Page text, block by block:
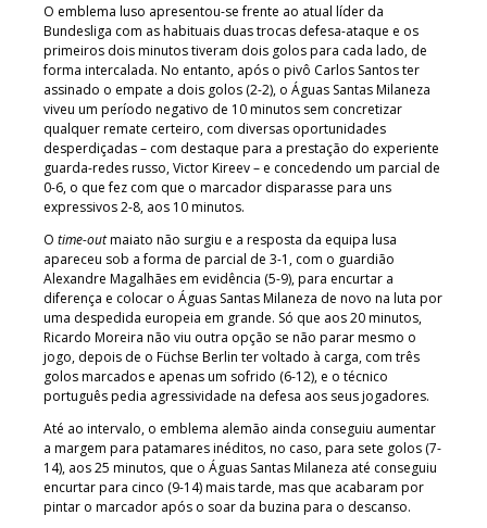
O emblema luso apresentou-se frente ao atual líder da
Bundesliga com as habituais duas trocas defesa-ataque e os
primeiros dois minutos tiveram dois golos para cada lado, de
forma intercalada. No entanto, após o pivô Carlos Santos ter
assinado o empate a dois golos (2-2), o Águas Santas Milaneza
viveu um período negativo de 10 minutos sem concretizar
qualquer remate certeiro, com diversas oportunidades
desperdiçadas – com destaque para a prestação do experiente
guarda-redes russo, Victor Kireev – e concedendo um parcial de
0-6, o que fez com que o marcador disparasse para uns
expressivos 2-8, aos 10 minutos.
O time-outmaiato não surgiu e a resposta da equipa lusa
apareceu sob a forma de parcial de 3-1, com o guardião
Alexandre Magalhães em evidência (5-9), para encurtar a
diferença e colocar o Águas Santas Milaneza de novo na luta por
uma despedida europeia em grande. Só que aos 20 minutos,
Ricardo Moreira não viu outra opção se não parar mesmo o
jogo, depois de o Füchse Berlin ter voltado à carga, com três
golos marcados e apenas um sofrido (6-12), e o técnico
português pedia agressividade na defesa aos seus jogadores.
Até ao intervalo, o emblema alemão ainda conseguiu aumentar
a margem para patamares inéditos, no caso, para sete golos (7-
14), aos 25 minutos, que o Águas Santas Milaneza até conseguiu
encurtar para cinco (9-14) mais tarde, mas que acabaram por
pintar o marcador após o soar da buzina para o descanso.